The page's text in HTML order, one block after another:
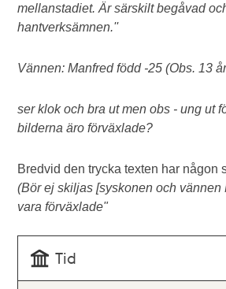
mellanstadiet. Är särskilt begåvad
hantverksämnen.''
Vännen: Manfred född -25 (Obs. 13
ser klok och bra ut men obs - ung ut
bilderna äro förväxlade?
Bredvid den trycka texten har någon
(Bör ej skiljas [syskonen och vännen
vara förväxlade"
Tid